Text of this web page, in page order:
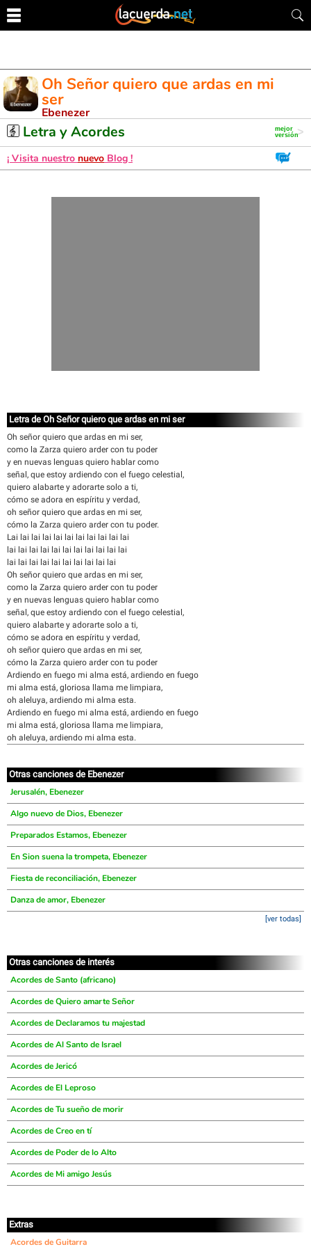
Oh Señor quiero que ardas en mi
ser
Ebenezer
Letra y Acordes
¡ Visita nuestro nuevo Blog !
Letra de Oh Señor quiero que ardas en mi ser
Oh señor quiero que ardas en mi ser,
como la Zarza quiero arder con tu poder
y en nuevas lenguas quiero hablar como
señal, que estoy ardiendo con el fuego celestial,
quiero alabarte y adorarte solo a ti,
cómo se adora en espíritu y verdad,
oh señor quiero que ardas en mi ser,
cómo la Zarza quiero arder con tu poder.
Lai lai lai lai lai lai lai lai lai lai lai
lai lai lai lai lai lai lai lai lai lai lai
lai lai lai lai lai lai lai lai lai lai
Oh señor quiero que ardas en mi ser,
como la Zarza quiero arder con tu poder
y en nuevas lenguas quiero hablar como
señal, que estoy ardiendo con el fuego celestial,
quiero alabarte y adorarte solo a ti,
cómo se adora en espíritu y verdad,
oh señor quiero que ardas en mi ser,
cómo la Zarza quiero arder con tu poder
Ardiendo en fuego mi alma está, ardiendo en fuego
mi alma está, gloriosa llama me limpiara,
oh aleluya, ardiendo mi alma esta.
Ardiendo en fuego mi alma está, ardiendo en fuego
mi alma está, gloriosa llama me limpiara,
oh aleluya, ardiendo mi alma esta.
Otras canciones de Ebenezer
Jerusalén, Ebenezer
Algo nuevo de Dios, Ebenezer
Preparados Estamos, Ebenezer
En Sion suena la trompeta, Ebenezer
Fiesta de reconciliación, Ebenezer
Danza de amor, Ebenezer
[ver todas]
Otras canciones de interés
Acordes de Santo (africano)
Acordes de Quiero amarte Señor
Acordes de Declaramos tu majestad
Acordes de Al Santo de Israel
Acordes de Jericó
Acordes de El Leproso
Acordes de Tu sueño de morir
Acordes de Creo en tí
Acordes de Poder de lo Alto
Acordes de Mi amigo Jesús
Extras
Acordes de Guitarra